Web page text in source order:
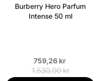
Burberry Hero Parfum
Intense 50 ml
759,26 kr
1.530,00 kr